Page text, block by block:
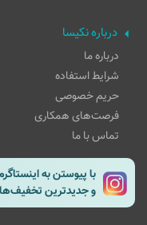
درباره نکیسا
درباره ما
شرایط استفاده
حریم خصوصی
فرصت‌های همکاری
تماس با ما
با پیوستن به
و جدیدترین